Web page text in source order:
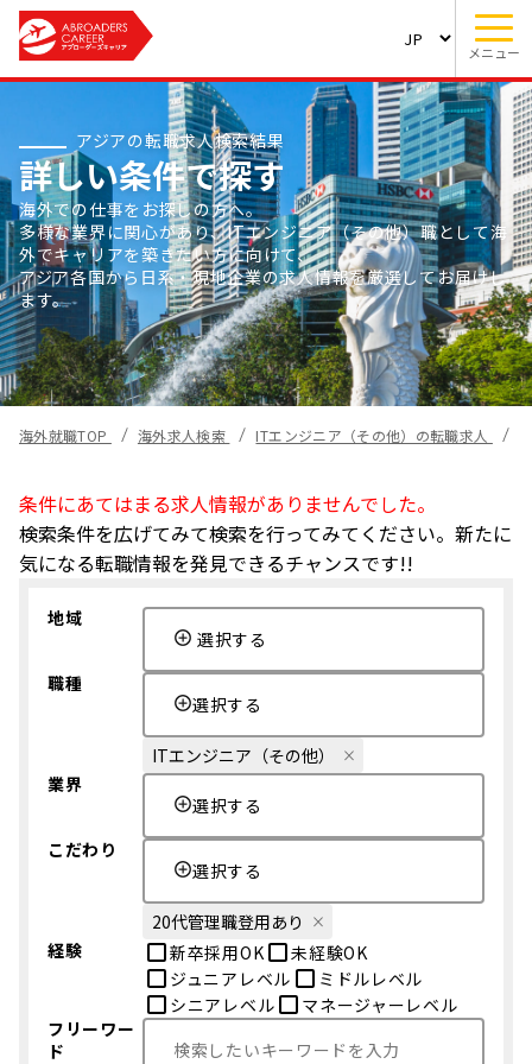
メニュー
アジアの転職求人検索結果
詳しい条件で探す
海外での仕事をお探しの方へ。
多様な業界に関心があり、ITエンジニア（その他）職として海
外でキャリアを築きたい方に向けて、
アジア各国から日系・現地企業の求人情報を厳選してお届けし
ます。
海外就職TOP 海外求人検索 ITエンジニア（その他）の転職求人
条件にあてはまる求人情報がありませんでした。
検索条件を広げてみて検索を行ってみてください。新たに
気になる転職情報を発見できるチャンスです!!
地域
選択する
職種
選択する
ITエンジニア（その他）
業界
選択する
こだわり
選択する
20代管理職登用あり
経験
新卒採用OK
未経験OK
ジュニアレベル
ミドルレベル
シニアレベル
マネージャーレベル
フリーワー
ド